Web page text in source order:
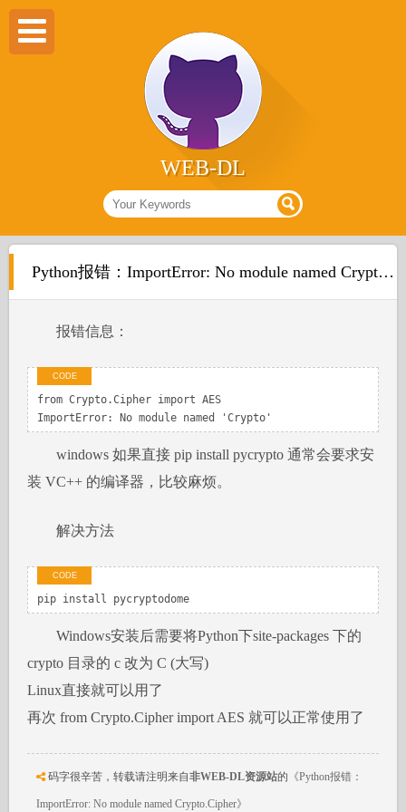
WEB-DL
Python报错：ImportError: No module named Crypto.Cipher
报错信息：
from Crypto.Cipher import AES
ImportError: No module named 'Crypto'
windows 如果直接 pip install pycrypto 通常会要求安
装 VC++ 的编译器，比较麻烦。
解决方法
pip install pycryptodome
Windows安装后需要将Python下site-packages 下的
crypto 目录的 c 改为 C (大写)
Linux直接就可以用了
再次 from Crypto.Cipher import AES 就可以正常使用了
码字很辛苦，转载请注明来自非WEB-DL资源站的 《Python报错：
ImportError: No module named Crypto.Cipher》